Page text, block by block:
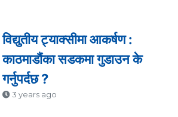
विद्युतीय ट्याक्सीमा आकर्षण :
काठमाडौंका सडकमा गुडाउन के
गर्नुपर्दछ ?
3 years ago